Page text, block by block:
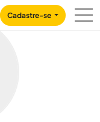
Cadastre-se